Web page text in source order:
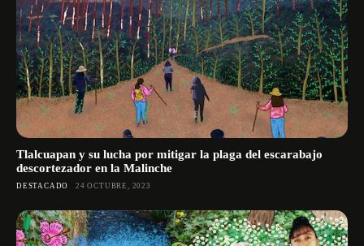
Tlalcuapan y su lucha por mitigar la plaga del escarabajo
descortezador en la Malinche
DESTACADO 24 OCTUBRE, 2023